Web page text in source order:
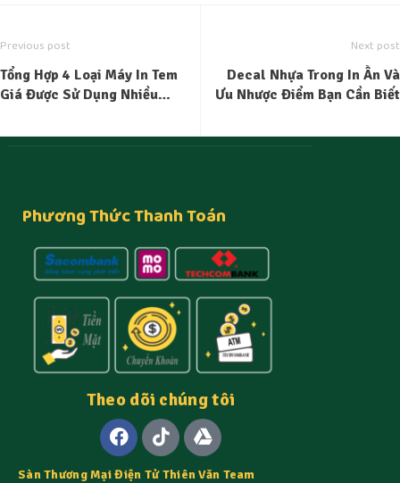
Previous post
Tổng Hợp 4 Loại Máy In Tem
Giá Được Sử Dụng Nhiều
Next post
Decal Nhựa Trong In Ấn Và
Ưu Nhược Điểm Bạn Cần Biết
Phương Thức Thanh Toán
Theo dõi chúng tôi
Sàn Thương Mại Điện Tử Thiên Văn Team